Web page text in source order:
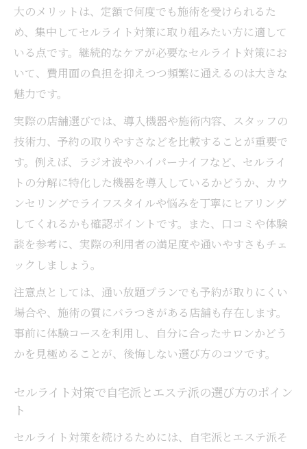
大のメリットは、定額で何度でも施術を受けられるた
め、集中してセルライト対策に取り組みたい方に適して
いる点です。継続的なケアが必要なセルライト対策にお
いて、費用面の負担を抑えつつ頻繁に通えるのは大きな
魅力です。
実際の店舗選びでは、導入機器や施術内容、スタッフの
技術力、予約の取りやすさなどを比較することが重要で
す。例えば、ラジオ波やハイパーナイフなど、セルライ
トの分解に特化した機器を導入しているかどうか、カウ
ンセリングでライフスタイルや悩みを丁寧にヒアリング
してくれるかも確認ポイントです。また、口コミや体験
談を参考に、実際の利用者の満足度や通いやすさもチェ
ックしましょう。
注意点としては、通い放題プランでも予約が取りにくい
場合や、施術の質にバラつきがある店舗も存在します。
事前に体験コースを利用し、自分に合ったサロンかどう
かを見極めることが、後悔しない選び方のコツです。
セルライト対策で自宅派とエステ派の選び方のポイン
ト
セルライト対策を続けるためには、自宅派とエステ派そ